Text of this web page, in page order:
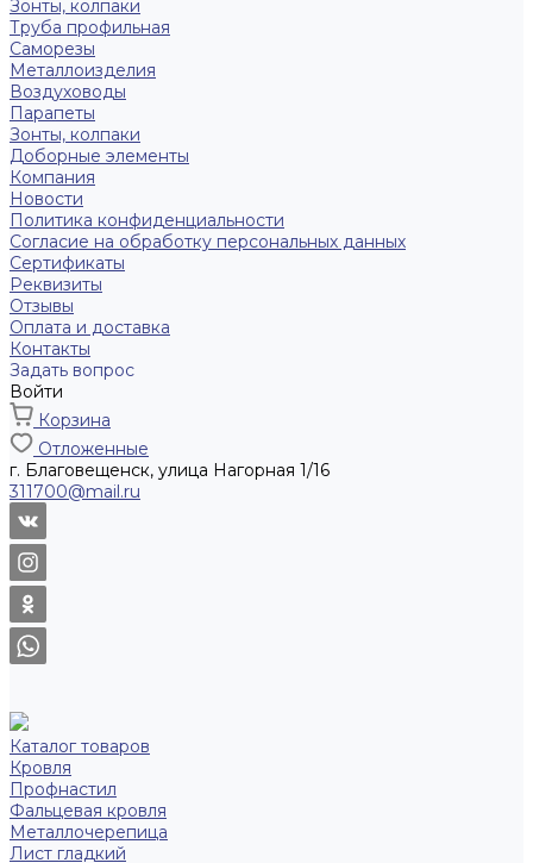
Зонты, колпаки
Труба профильная
Саморезы
Металлоизделия
Воздуховоды
Парапеты
Зонты, колпаки
Доборные элементы
Компания
Новости
Политика конфиденциальности
Согласие на обработку персональных данных
Сертификаты
Реквизиты
Отзывы
Оплата и доставка
Контакты
Задать вопрос
Войти
Корзина
Отложенные
г. Благовещенск, улица Нагорная 1/16
311700@mail.ru
Каталог товаров
Кровля
Профнастил
Фальцевая кровля
Металлочерепица
Лист гладкий